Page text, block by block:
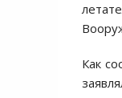
Как